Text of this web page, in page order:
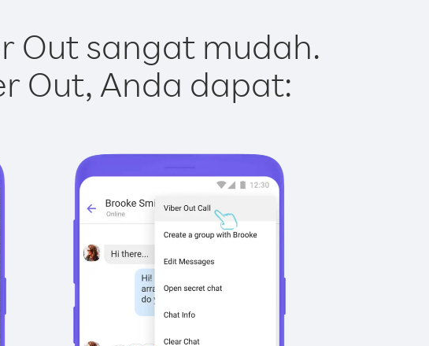
Out sangat mudah.
Out, Anda dapat: